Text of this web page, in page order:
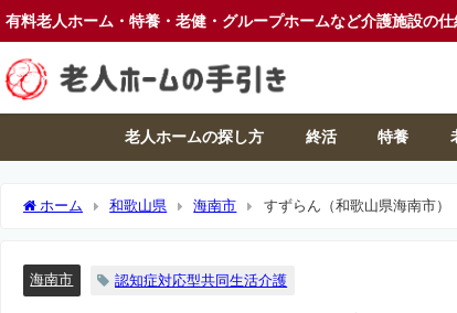
有料老人ホーム・特養・老健・グループホームなど介護施設の
老人ホームの探し方 終活 特養
ホーム 和歌山県 海南市 すずらん（和歌山県海南市）
海南市 認知症対応型共同生活介護